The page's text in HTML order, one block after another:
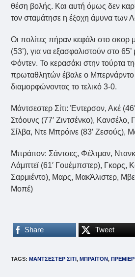
θέση βολής. Και αυτή όμως δεν
τον σταμάτησε η έξοχη άμυνα των
Οι πολίτες πήραν κεφάλι στο σκορ
(53’), για να εξασφαλιστούν στο 65’
Φόντεν. Το κερασάκι στην τούρτα
πρωταθλητών έβαλε ο Μπερνάρντο
διαμορφώνοντας το τελικό 3-0.
Μάντσεστερ Σίτι: Έντερσον, Ακέ
Στόουνς (77′ Ζιντσένκο), Κανσέλο,
Σίλβα, Ντε Μπρόινε (83′ Ζεσούς),
Μπράιτον: Σάντσες, Φέλτμαν,
Λάμπτεϊ (61′ Γουέμπστερ), Γκορς,
Σαρμιέντο), Μαρς, ΜακΆλιστερ,
Μοπέ)
Share Tweet
TAGS:ΜΑΝΤΣΕΣΤΕΡ ΣΙΤΙ, ΜΠΡΑΪΤΟΝ, ΠΡΕΜΙΕΡ